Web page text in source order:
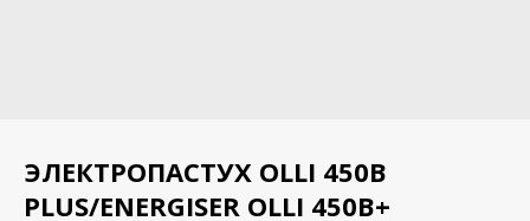
ЭЛЕКТРОПАСТУХ OLLI 450B
PLUS/ENERGISER OLLI 450B+